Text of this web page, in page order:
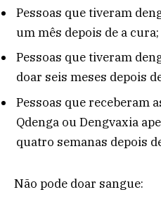
Pessoas que tiveram
um mês depois de a cura;
Pessoas que tiveram
doar seis meses depois
Pessoas que receberam
Qdenga ou Dengvaxia
quatro semanas depois
Não pode doar sangue: